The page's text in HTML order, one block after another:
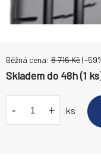
Běžná cena: 8 716Kč(-59
Skladem do 48h (1
- + ks